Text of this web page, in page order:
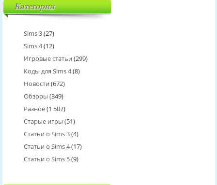
Категории
Sims 3(27)
Sims 4(12)
Игровые статьи (299)
Коды для Sims 4(8)
Новости (672)
Обзоры (349)
Разное(1 507)
Старые игры (51)
Статьи о Sims 3(4)
Статьи о Sims 4(17)
Статьи о Sims 5(9)